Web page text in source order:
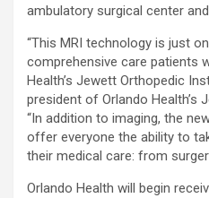
ambulatory surgical center
“This MRI technology is just
comprehensive care patients
Health’s Jewett Orthopedic
president of Orlando Health’s
“In addition to imaging, the
offer everyone the ability to
their medical care: from
Orlando Health will begin